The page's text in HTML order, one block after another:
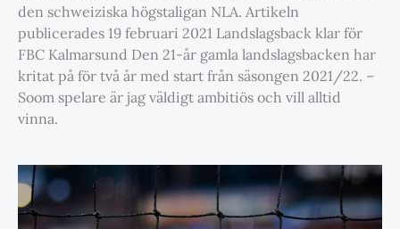
den schweiziska högstaligan NLA. Artikeln
publicerades 19 februari 2021 Landslagsback klar för
FBC Kalmarsund Den 21-år gamla landslagsbacken har
kritat på för två år med start från säsongen 2021/22. –
Soom spelare är jag väldigt ambitiös och vill alltid
vinna.